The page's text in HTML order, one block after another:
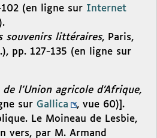
(en ligne sur Internet
souvenirs littéraires, Paris,
pp. 127-135 (en ligne sur
l’Union agricole d’Afrique,
sur Gallica
, vue 60)].
Le Moineau de Lesbie,
vers, par M. Armand